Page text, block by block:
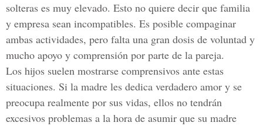
solteras es muy elevado. Esto no quiere decir que familia
y empresa sean incompatibles. Es posible compaginar
ambas actividades, pero falta una gran dosis de voluntad y
mucho apoyo y comprensión por parte de la pareja.
Los hijos suelen mostrarse comprensivos ante estas
situaciones. Si la madre les dedica verdadero amor y se
preocupa realmente por sus vidas, ellos no tendrán
excesivos problemas a la hora de asumir que su madre